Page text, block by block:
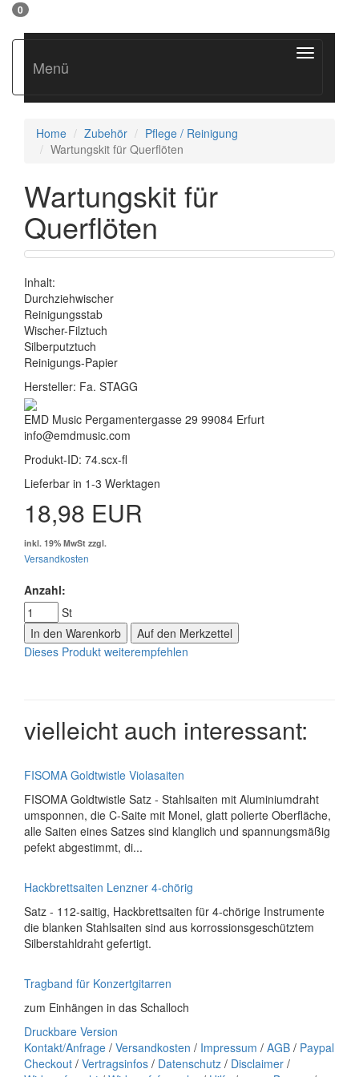
0
Menü
Home Zubehör
Pflege / Reinigung
Wartungskit für Querflöten
Wartungskit für
Querflöten
Inhalt:
Durchziehwischer
Reinigungsstab
Wischer-Filztuch
Silberputztuch
Reinigungs-Papier
Hersteller: Fa. STAGG
EMD Music Pergamentergasse 29 99084 Erfurt
info@emdmusic.com
Produkt-ID: 74.scx-fl
Lieferbar in 1-3 Werktagen
18,98 EUR
inkl. 19% MwSt zzgl.
Versandkosten
Anzahl:
St
In den Warenkorb
Auf den Merkzettel
Dieses Produkt weiterempfehlen
vielleicht auch interessant:
FISOMA Goldtwistle Violasaiten
FISOMA Goldtwistle Satz - Stahlsaiten mit Aluminiumdraht
umsponnen, die C-Saite mit Monel, glatt polierte Oberfläche,
alle Saiten eines Satzes sind klanglich und spannungsmäßig
pefekt abgestimmt, di...
Hackbrettsaiten Lenzner 4-chörig
Satz - 112-saitig, Hackbrettsaiten für 4-chörige Instrumente
die blanken Stahlsaiten sind aus korrossionsgeschütztem
Silberstahldraht gefertigt.
Tragband für Konzertgitarren
zum Einhängen in das Schalloch
Druckbare Version
Kontakt/Anfrage / Versandkosten / Impressum / AGB / Paypal
Checkout / Vertragsinfos / Datenschutz / Disclaimer /